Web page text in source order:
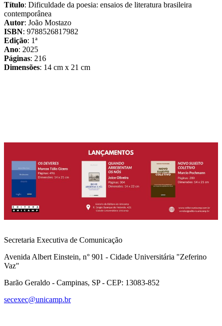
Título: Dificuldade da poesia: ensaios de literatura brasileira
contemporânea
Autor: João Mostazo
ISBN: 9788526817982
Edição: 1ª
Ano: 2025
Páginas: 216
Dimensões: 14 cm x 21 cm
Secretaria Executiva de Comunicação
Avenida Albert Einstein, n° 901 - Cidade Universitária "Zeferino
Vaz"
Barão Geraldo - Campinas, SP - CEP: 13083-852
secexec@unicamp.br